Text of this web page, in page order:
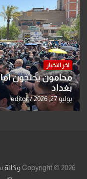
اخر الاخبار
محامون يحتجون
بغداد
يوليو 27, 2026 editor
Copyright © 2026 وكالة